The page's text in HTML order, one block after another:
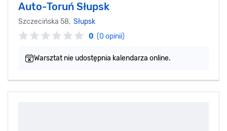
Auto-Toruń Słupsk
Szczecińska 58, Słupsk
0 (0 opinii)
Warsztat nie udostępnia kalendarza online.